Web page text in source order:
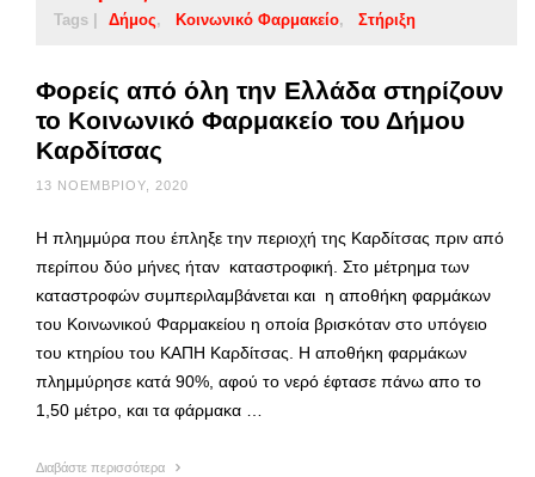
Tags | Δήμος Κοινωνικό Φαρμακείο Στήριξη
Φορείς από όλη την Ελλάδα στηρίζουν
το Κοινωνικό Φαρμακείο του Δήμου
Καρδίτσας
13 ΝΟΕΜΒΡΊΟΥ, 2020
Η πλημμύρα που έπληξε την περιοχή της Καρδίτσας πριν από
περίπου δύο μήνες ήταν καταστροφική. Στο μέτρημα των
καταστροφών συμπεριλαμβάνεται και η αποθήκη φαρμάκων
του Κοινωνικού Φαρμακείου η οποία βρισκόταν στο υπόγειο
του κτηρίου του ΚΑΠΗ Καρδίτσας. Η αποθήκη φαρμάκων
πλημμύρησε κατά 90%, αφού το νερό έφτασε πάνω απο το
1,50 μέτρο, και τα φάρμακα …
Διαβάστε περισσότερα